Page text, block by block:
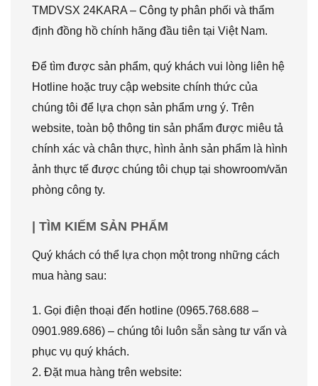
TMDVSX 24KARA – Công ty phân phối và thẩm
định đồng hồ chính hãng đầu tiên tại Việt Nam.
Để tìm được sản phẩm, quý khách vui lòng liên hệ
Hotline hoặc truy cập website chính thức của
chúng tôi để lựa chọn sản phẩm ưng ý. Trên
website, toàn bộ thông tin sản phẩm được miêu tả
chính xác và chân thực, hình ảnh sản phẩm là hình
ảnh thực tế được chúng tôi chụp tại showroom/văn
phòng công ty.
| TÌM KIẾM SẢN PHẨM
Quý khách có thể lựa chọn một trong những cách
mua hàng sau:
1. Gọi điện thoại đến hotline (0965.768.688 –
0901.989.686) – chúng tôi luôn sẵn sàng tư vấn và
phục vụ quý khách.
2. Đặt mua hàng trên website: